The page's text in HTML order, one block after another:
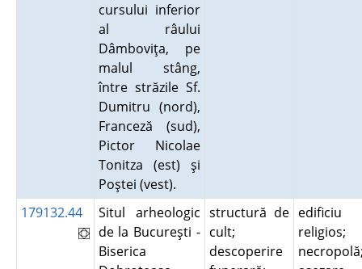
cursului inferior
al râului
Dâmboviţa, pe
malul stâng,
între străzile Sf.
Dumitru (nord),
Franceză (sud),
Pictor Nicolae
Tonitza (est) şi
Poştei (vest).
179132.44
Situl arheologic
de la Bucureşti -
Biserica
structură de
cult;
descoperire
edificiu
religios;